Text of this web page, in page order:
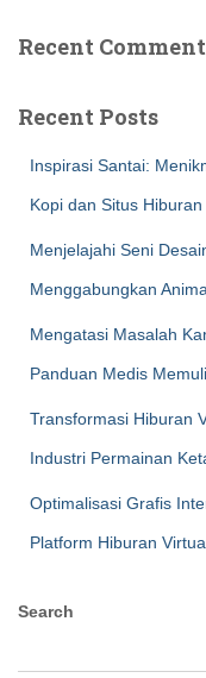
Recent
Recent Posts
Inspirasi Santai:
Kopi dan Situs Hiburan
Menjelajahi Seni
Menggabungkan
Mengatasi Masalah
Panduan Medis
Transformasi Hiburan
Industri Permainan
Optimalisasi Grafis
Platform Hiburan
Search